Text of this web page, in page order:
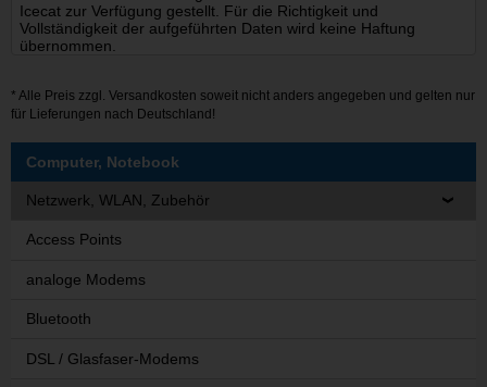
Icecat zur Verfügung gestellt. Für die Richtigkeit und
Vollständigkeit der aufgeführten Daten wird keine Haftung
übernommen.
* Alle Preis zzgl. Versandkosten soweit nicht anders angegeben und gelten nur
für Lieferungen nach Deutschland!
Computer, Notebook
Netzwerk, WLAN, Zubehör
Access Points
analoge Modems
Bluetooth
DSL / Glasfaser-Modems